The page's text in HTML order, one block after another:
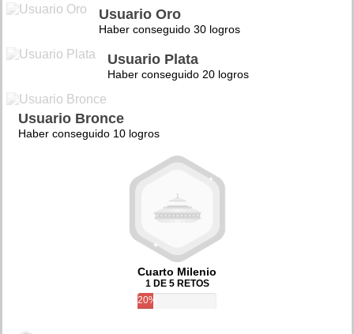
Usuario Oro
Haber conseguido 30 logros
Usuario Plata
Haber conseguido 20 logros
Usuario Bronce
Haber conseguido 10 logros
Cuarto Milenio
1 DE 5 RETOS
20%